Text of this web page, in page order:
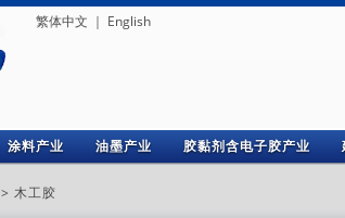
繁体中文 ｜ English
涂料产业 油墨产业 胶黏剂含电子胶产业
> 木工胶